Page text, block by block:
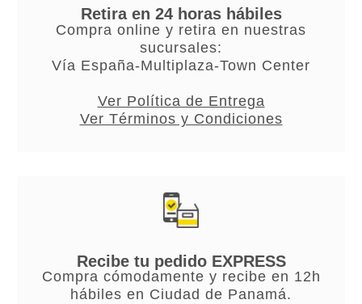
Retira en 24 horas hábiles
Compra online y retira en nuestras
sucursales:
Vía España-Multiplaza-Town Center
Ver Política de Entrega
Ver Términos y Condiciones
Recibe tu pedido EXPRESS
Compra cómodamente y recibe en 12h
hábiles en Ciudad de Panamá.